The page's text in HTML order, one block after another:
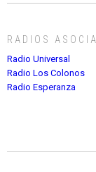
RADIOS
Radio Universal
Radio Los Colonos
Radio Esperanza